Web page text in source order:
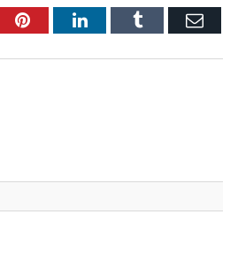
PinterestLinkedInTumblr Email